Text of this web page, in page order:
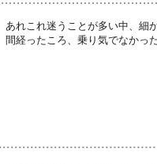
あれこれ迷うことが多い中、細
間経ったころ、乗り気でなかっ